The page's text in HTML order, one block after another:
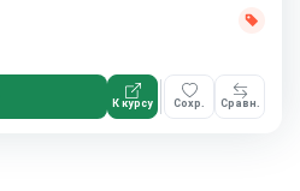
К курсу Сохр. Сравн.